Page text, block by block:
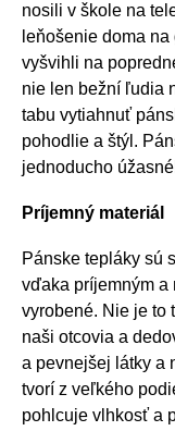
nosili v škole na
leňošenie doma
vyšvihli na
nie len bežní ľudia
tabu vytiahnuť
pohodlie a štýl.
jednoducho
Príjemný materiál
Pánske tepláky sú
vďaka príjemným a
vyrobené. Nie je to
naši otcovia a
a pevnejšej látky a
tvorí z veľkého
pohlcuje vlhkosť a